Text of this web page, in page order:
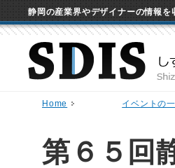
静岡の産業界やデザイナーの情報
Home イベントの
第６５回